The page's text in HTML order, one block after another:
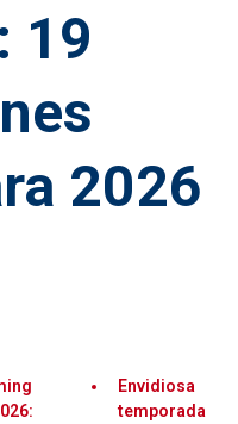
19
2026
Envidiosa
temporada